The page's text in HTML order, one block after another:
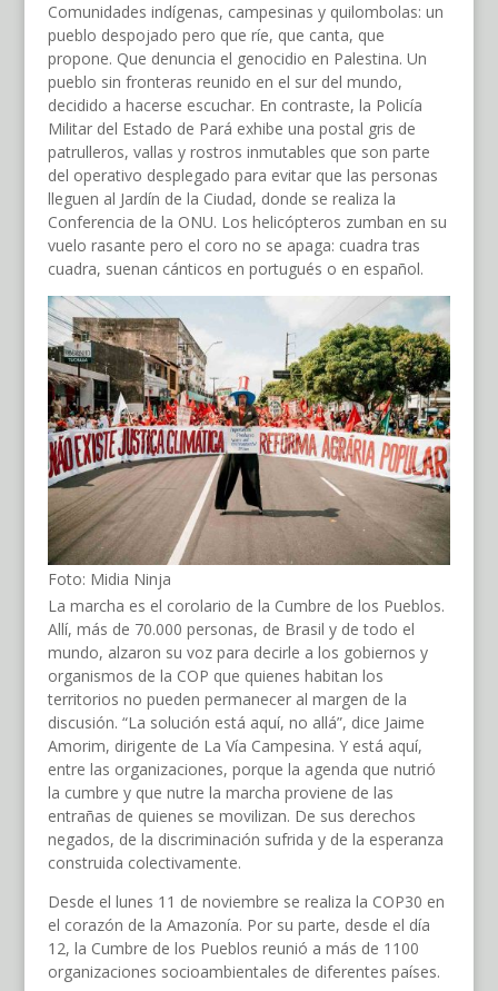
Comunidades indígenas, campesinas y quilombolas: un
pueblo despojado pero que ríe, que canta, que
propone. Que denuncia el genocidio en Palestina. Un
pueblo sin fronteras reunido en el sur del mundo,
decidido a hacerse escuchar. En contraste, la Policía
Militar del Estado de Pará exhibe una postal gris de
patrulleros, vallas y rostros inmutables que son parte
del operativo desplegado para evitar que las personas
lleguen al Jardín de la Ciudad, donde se realiza la
Conferencia de la ONU. Los helicópteros zumban en su
vuelo rasante pero el coro no se apaga: cuadra tras
cuadra, suenan cánticos en portugués o en español.
Foto: Midia Ninja
La marcha es el corolario de la Cumbre de los Pueblos.
Allí, más de 70.000 personas, de Brasil y de todo el
mundo, alzaron su voz para decirle a los gobiernos y
organismos de la COP que quienes habitan los
territorios no pueden permanecer al margen de la
discusión. “La solución está aquí, no allá”, dice Jaime
Amorim, dirigente de La Vía Campesina. Y está aquí,
entre las organizaciones, porque la agenda que nutrió
la cumbre y que nutre la marcha proviene de las
entrañas de quienes se movilizan. De sus derechos
negados, de la discriminación sufrida y de la esperanza
construida colectivamente.
Desde el lunes 11 de noviembre se realiza la COP30 en
el corazón de la Amazonía. Por su parte, desde el día
12, la Cumbre de los Pueblos reunió a más de 1100
organizaciones socioambientales de diferentes países.